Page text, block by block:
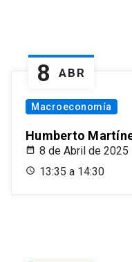
8 ABR
Macroeconomía
Humberto
8 de Abril de 2025
13:35 a 14:30